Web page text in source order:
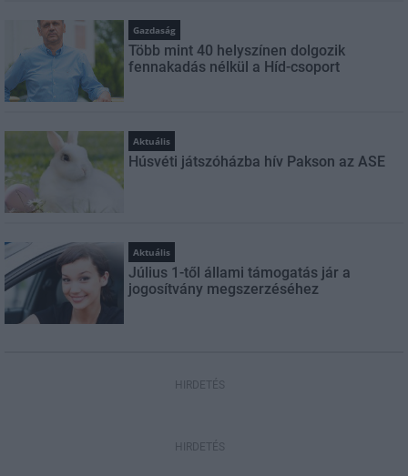
Gazdaság
Több mint 40 helyszínen dolgozik
fennakadás nélkül a Híd-csoport
Aktuális
Húsvéti játszóházba hív Pakson az ASE
Aktuális
Július 1-től állami támogatás jár a
jogosítvány megszerzéséhez
HIRDETÉS
HIRDETÉS